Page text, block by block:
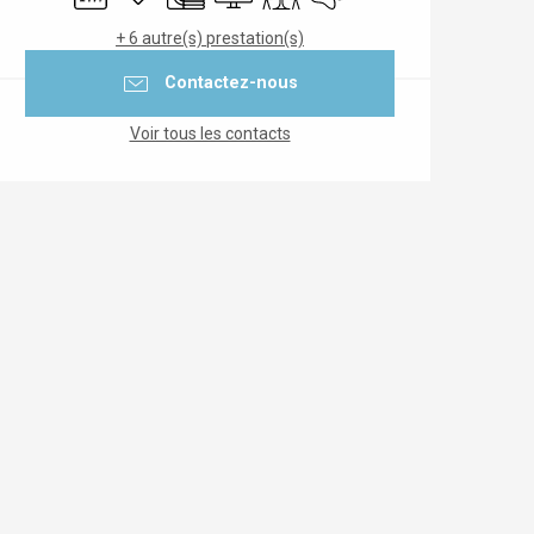
+ 6 autre(s) prestation(s)
Contactez-nous
Voir tous les contacts